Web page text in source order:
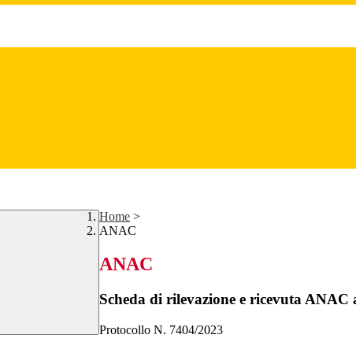
Home >
ANAC
ANAC
Scheda di rilevazione e ricevuta ANAC
Protocollo N. 7404/2023